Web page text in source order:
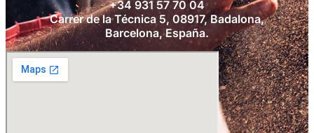
+34 931 57 70 04
Carrer de la Técnica 5, 08917, Badalona,
Barcelona, España.